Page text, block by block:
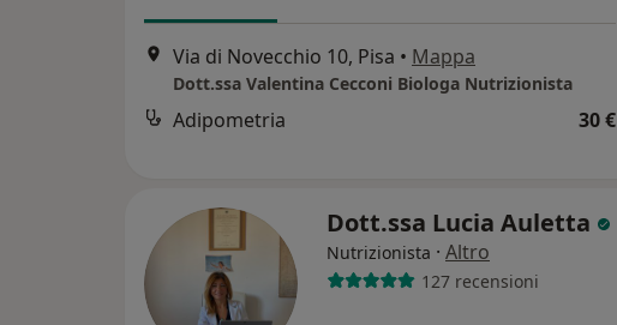
Via di Novecchio 10, Pisa • Mappa
Dott.ssa Valentina Cecconi Biologa Nutrizionista
Adipometria 30 €
Dott.ssa Lucia Auletta
Nutrizionista · Altro
127 recensioni